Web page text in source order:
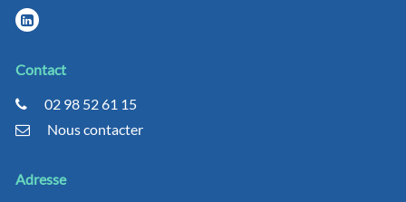
Contact
02 98 52 61 15
Nous contacter
Adresse